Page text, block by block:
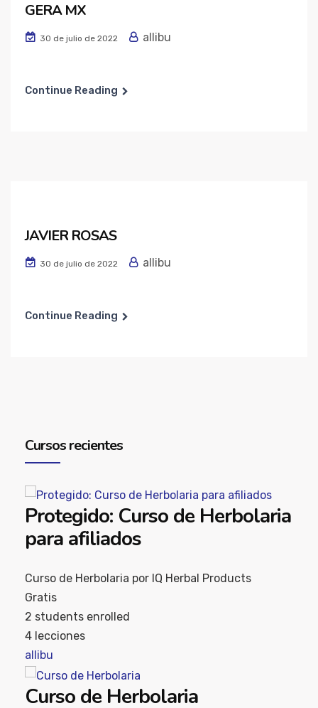
GERA MX
30 de julio de 2022 allibu
Continue Reading
JAVIER ROSAS
30 de julio de 2022 allibu
Continue Reading
Cursos recientes
Protegido: Curso de Herbolaria
para afiliados
Curso de Herbolaria por IQ Herbal Products
Gratis
2 students enrolled
4 lecciones
allibu
Curso de Herbolaria